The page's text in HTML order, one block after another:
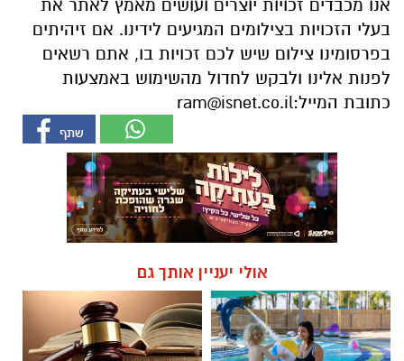
אנו מכבדים זכויות יוצרים ועושים מאמץ לאתר את
בעלי הזכויות בצילומים המגיעים לידינו. אם זיהיתים
בפרסומינו צילום שיש לכם זכויות בו, אתם רשאים
לפנות אלינו ולבקש לחדול מהשימוש באמצעות
כתובת המייל:ram@isnet.co.il
אולי יעניין אותך גם